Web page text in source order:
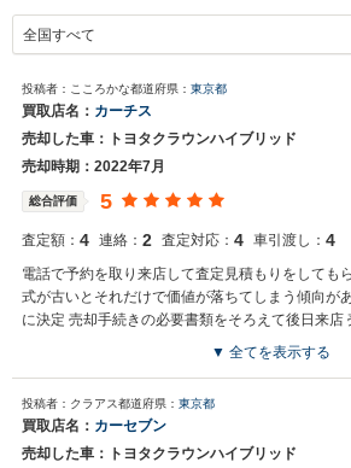
投稿者：こころかな都道府県： 東京都
買取店名： カーチス
売却した車：トヨタクラウンハイブリッド
売却時期：2022年7月
総合評価 5
査定額： 4 連絡： 2 査定対応： 4 車引渡し： 4
電話で予約を取り来店して査定見積もりをしても
式が古いとそれだけで価値が落ちてしまう傾向が
に決定 売却手続きの必要書類をそろえて後日来店
▼ 全てを表示する
投稿者：クラアス都道府県： 東京都
買取店名： カーセブン
売却した車：トヨタクラウンハイブリッド